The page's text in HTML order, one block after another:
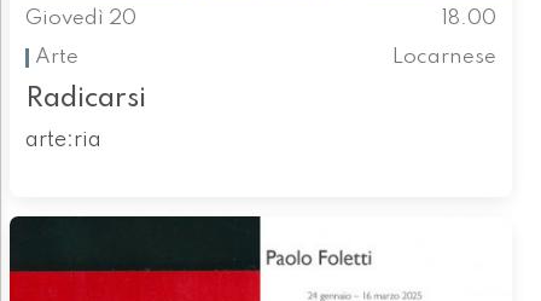
Giovedì 20
18.00
Arte
Locarnese
Radicarsi
arte:ria